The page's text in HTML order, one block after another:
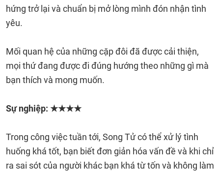
hứng trở lại và chuẩn bị mở lòng mình đón nhận tình
yêu.
Mối quan hệ của những cặp đôi đã được cải thiện,
mọi thứ đang được đi đúng hướng theo những gì mà
bạn thích và mong muốn.
Sự nghiệp: ★★★★
Trong công việc tuần tới, Song Tử có thể xử lý tình
huống khá tốt, bạn biết đơn giản hóa vấn đề và khi chỉ
ra sai sót của người khác bạn khá từ tốn và không làm